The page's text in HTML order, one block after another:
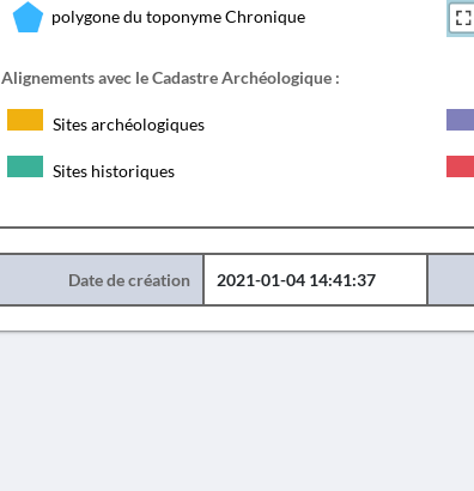
polygone du toponyme Chronique
Alignements avec le Cadastre Archéologique :
Sites archéologiques
Sites historiques
Date de création 2021-01-04 14:41:37